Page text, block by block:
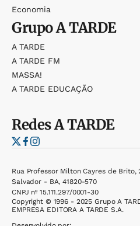
Economia
GrupoA TARDE
A TARDE
A TARDE FM
MASSA!
A TARDE EDUCAÇÃO
RedesA TARDE
Rua Professor Milton Cayres de Brito,
Salvador - BA, 41820-570
CNPJ nº 15.111.297/0001-30
Copyright © 1996 - 2025 Grupo A
EMPRESA EDITORA A TARDE S.A.